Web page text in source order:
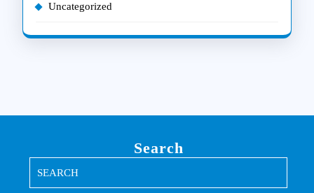
Uncategorized
Search
for: